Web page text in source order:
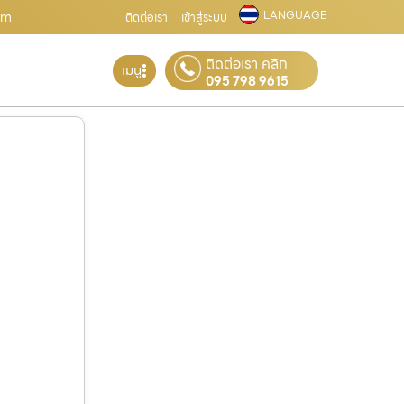
ติดต่อเรา เข้าสู่ระบบ LANGUAGE
เมนู ติดต่อเรา คลิก
095 798 9615